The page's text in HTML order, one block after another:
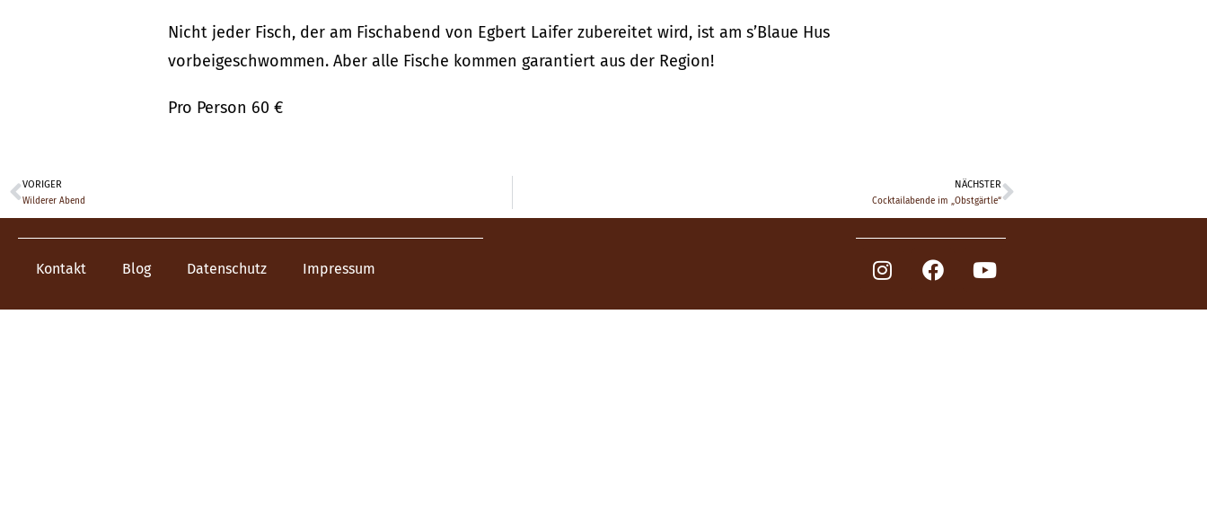
Nicht jeder Fisch, der am Fischabend von Egbert Laifer zubereitet wird, ist am s’Blaue Hus
vorbeigeschwommen. Aber alle Fische kommen garantiert aus der Region!
Pro Person 60 €
VORIGER
Wilderer Abend
NÄCHSTER
Cocktailabende im „Obstgärtle“
Kontakt Blog Datenschutz Impressum